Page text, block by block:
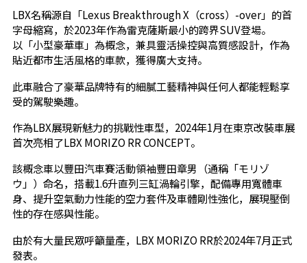
LBX名稱源自「Lexus Breakthrough X（cross）-over」的首
字母縮寫，於2023年作為雷克薩斯最小的跨界SUV登場。
以「小型豪華車」為概念，兼具靈活操控與高質感設計，作為
貼近都市生活風格的車款，獲得廣大支持。
此車融合了豪華品牌特有的細膩工藝精神與任何人都能輕鬆享
受的駕駛樂趣。
作為LBX展現新魅力的挑戰性車型，2024年1月在東京改裝車展
首次亮相了LBX MORIZO RR CONCEPT。
該概念車以豐田汽車賽活動領袖豐田章男（通稱「モリゾ
ウ」）命名，搭載1.6升直列三缸渦輪引擎，配備專用寬體車
身、提升空氣動力性能的空力套件及車體剛性強化，展現壓倒
性的存在感與性能。
由於有大量民眾呼籲量產，LBX MORIZO RR於2024年7月正式
發表。